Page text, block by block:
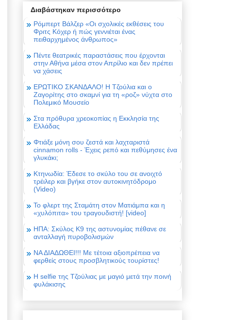
Διαβάστηκαν περισσότερο
Ρόμπερτ Βάλζερ «Οι σχολικές εκθέσεις του
Φριτς Κόχερ ή πώς γεννιέται ένας
πειθαρχημένος άνθρωπος»
Πέντε θεατρικές παραστάσεις που έρχονται
στην Αθήνα μέσα στον Απρίλιο και δεν πρέπει
να χάσεις
ΕΡΩΤΙΚΟ ΣΚΑΝΔΑΛΟ! Η Τζούλια και ο
Ζαγορίτης στο σκαμνί για τη «ροζ» νύχτα στο
Πολεμικό Μουσείο
Στα πρόθυρα χρεοκοπίας η Εκκλησία της
Ελλάδας
Φτιάξε μόνη σου ζεστά και λαχταριστά
cinnamon rolls - Έχεις ρεπό και πεθύμησες ένα
γλυκάκι;
Κτηνωδία: Έδεσε το σκύλο του σε ανοιχτό
τρέιλερ και βγήκε στον αυτοκινητόδρομο
(Video)
Το φλερτ της Σταμάτη στον Ματιάμπα και η
«χυλόπιτα» του τραγουδιστή! [video]
ΗΠΑ: Σκύλος Κ9 της αστυνομίας πέθανε σε
ανταλλαγή πυροβολισμών
ΝΑ ΔΙΑΔΩΘΕΙ!!! Με τέτοια αξιοπρέπεια να
φερθείς στους προσβλητικούς τουρίστες!
Η selfie της Τζούλιας με μαγιό μετά την ποινή
φυλάκισης